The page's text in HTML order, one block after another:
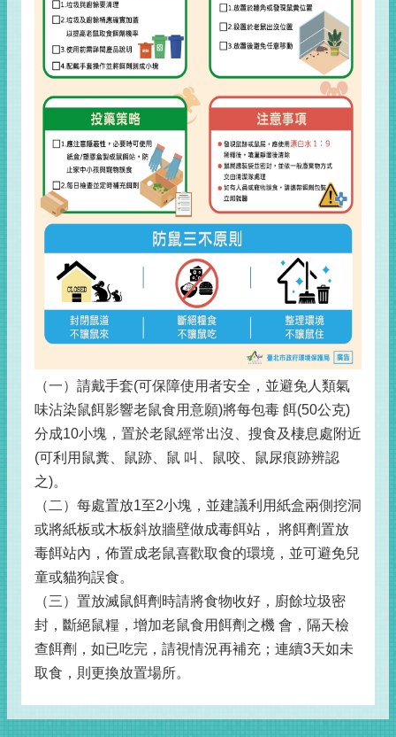
（⼀） 請戴⼿套(可保障使⽤者安全，並避免⼈類氣
味沾染鼠餌影響老鼠食⽤意願)將每包毒 餌(50公克)
分成10⼩塊，置於老鼠經常出沒、搜食及棲息處附近
(可利⽤鼠糞、鼠跡、鼠 叫、鼠咬、鼠尿痕跡辨認
之)。
（二） 每處置放1⾄2⼩塊，並建議利⽤紙盒兩側挖洞
或將紙板或⽊板斜放牆壁做成毒餌站， 將餌劑置放
毒餌站內，佈置成老鼠喜歡取食的環境，並可避免兒
童或貓狗誤食。
（三） 置放滅鼠餌劑時請將食物收好，廚餘垃圾密
封，斷絕鼠糧，增加老鼠食⽤餌劑之機 會，隔天檢
查餌劑，如已吃完，請視情況再補充；連續3天如未
取食，則更換放置場所。